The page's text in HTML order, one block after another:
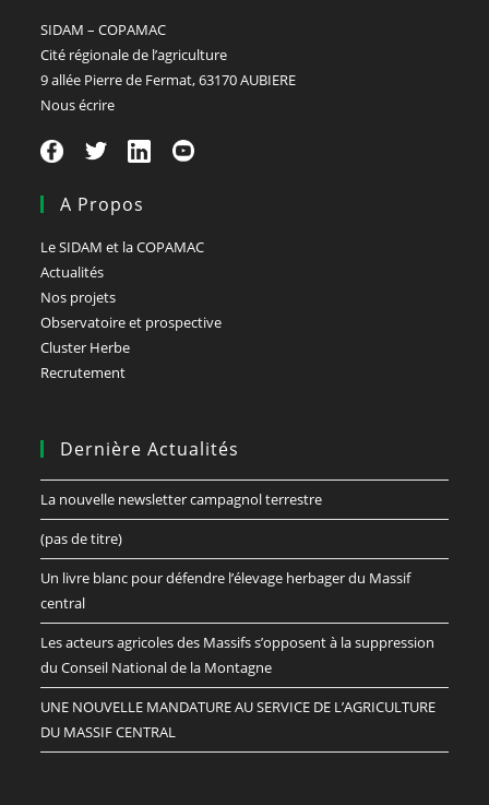
SIDAM – COPAMAC
Cité régionale de l’agriculture
9 allée Pierre de Fermat, 63170 AUBIERE
Nous écrire
A Propos
Le SIDAM et la COPAMAC
Actualités
Nos projets
Observatoire et prospective
Cluster Herbe
Recrutement
Dernière Actualités
La nouvelle newsletter campagnol terrestre
(pas de titre)
Un livre blanc pour défendre l’élevage herbager du Massif
central
Les acteurs agricoles des Massifs s’opposent à la suppression
du Conseil National de la Montagne
UNE NOUVELLE MANDATURE AU SERVICE DE L’AGRICULTURE
DU MASSIF CENTRAL